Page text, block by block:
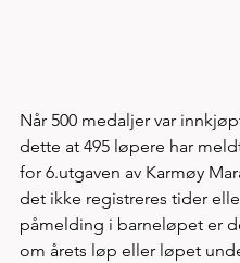
Når 500 medaljer var
dette at 495 løpere har
for 6.utgaven av Karmøy
det ikke registreres tider
påmelding i barneløpet er
om årets løp eller løpet